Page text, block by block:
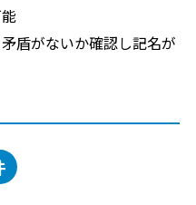
盾がないか確認し記名が